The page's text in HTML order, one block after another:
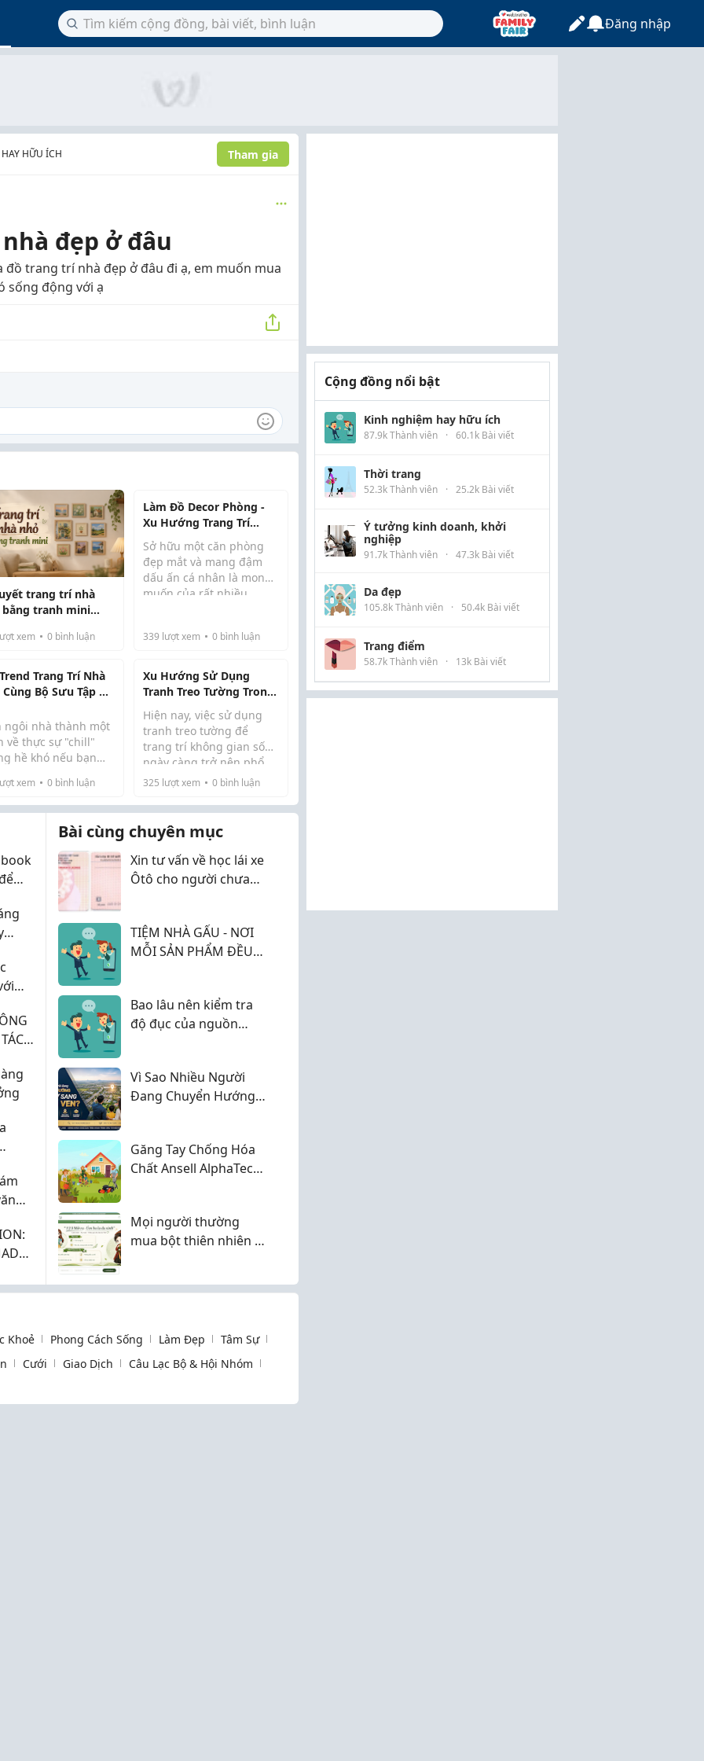
Đăng nhập
HỮU ÍCH Tham gia
đẹp ở đâu
đồ trang trí nhà đẹp ở đâu đi ạ, em muốn mua
sống động với ạ
trang trí nhà
bằng tranh mini
xem 0 bình luận
Làm Đồ Decor Phòng -
Xu Hướng Trang Trí
Không Gian Sống Đẹp Và
Tiết Kiệm
Sở hữu một căn phòng
đẹp mắt và mang đậm
dấu ấn cá nhân là mong
muốn của rất nhiều
đắt tiền, nhiều bạn trẻ
decor phòng để ...
339 lượt xem 0bình luận
Trang Trí Nhà
Bộ Sưu Tập Đồ
ngôi nhà thành một
về thực sự "chill"
hề khó nếu bạn
đồ trang trí phù
Những điểm nhấn
nâng cấp gu thẩm
toàn bộ không ...
xem 0 bình luận
Xu Hướng Sử Dụng
Tranh Treo Tường Trong
Trang Trí Nhà Ở Hiện
Nay
Hiện nay, việc sử dụng
tranh treo tường để
trang trí không gian sống
ngày càng trở nên phổ
biến. Không chỉ xuất hiện
tranh treo tường còn
được sử dụng cho phòng
ngủ, phòng làm việc ...
325 lượt xem 0bình luận
VIÊN
Bài cùng chuyên mục
Xin tư vấn về học lái xe
Ôtô cho người chưa
TIỆM NHÀ GẤU - NƠI
MỖI SẢN PHẨM ĐỀU
Bao lâu nên kiểm tra
độ đục của nguồn
Vì Sao Nhiều Người
Đang Chuyển Hướng
Găng Tay Chống Hóa
Chất Ansell AlphaTec
Mọi người thường
mua bột thiên nhiên ở
Khoẻ Phong Cách Sống Làm Đẹp
Tâm Sự
Cưới Giao Dịch
Câu Lạc Bộ & Hội Nhóm
Cộng đồng nổi bật
Kinh nghiệm hay hữu ích
87.9k Thành viên · 60.1k Bài viết
Thời trang
52.3k Thành viên · 25.2k Bài viết
Ý tưởng kinh doanh, khởi
nghiệp
91.7k Thành viên · 47.3k Bài viết
Da đẹp
105.8k Thành viên · 50.4k Bài viết
Trang điểm
58.7k Thành viên · 13k Bài viết